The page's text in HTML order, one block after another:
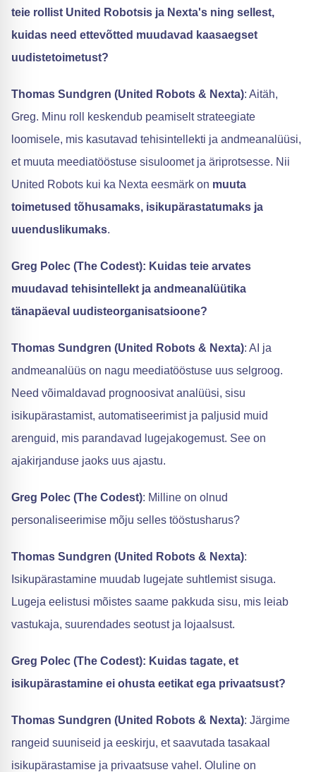
teie rollist United Robotsis ja Nexta's ning sellest,
kuidas need ettevõtted muudavad kaasaegset
uudistetoimetust?
Thomas Sundgren (United Robots & Nexta): Aitäh,
Greg. Minu roll keskendub peamiselt strateegiate
loomisele, mis kasutavad tehisintellekti ja andmeanalüüsi,
et muuta meediatööstuse sisuloomet ja äriprotsesse. Nii
United Robots kui ka Nexta eesmärk on muuta
toimetused tõhusamaks, isikupärastatumaks ja
uuenduslikumaks.
Greg Polec (The Codest): Kuidas teie arvates
muudavad tehisintellekt ja andmeanalüütika
tänapäeval uudisteorganisatsioone?
Thomas Sundgren (United Robots & Nexta): AI ja
andmeanalüüs on nagu meediatööstuse uus selgroog.
Need võimaldavad prognoosivat analüüsi, sisu
isikupärastamist, automatiseerimist ja paljusid muid
arenguid, mis parandavad lugejakogemust. See on
ajakirjanduse jaoks uus ajastu.
Greg Polec (The Codest): Milline on olnud
personaliseerimise mõju selles tööstusharus?
Thomas Sundgren (United Robots & Nexta):
Isikupärastamine muudab lugejate suhtlemist sisuga.
Lugeja eelistusi mõistes saame pakkuda sisu, mis leiab
vastukaja, suurendades seotust ja lojaalsust.
Greg Polec (The Codest): Kuidas tagate, et
isikupärastamine ei ohusta eetikat ega privaatsust?
Thomas Sundgren (United Robots & Nexta): Järgime
rangeid suuniseid ja eeskirju, et saavutada tasakaal
isikupärastamise ja privaatsuse vahel. Oluline on